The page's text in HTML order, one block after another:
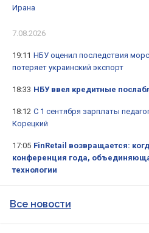
Ирана
7.08.2026
19:11 НБУ оценил последствия
потеряет украинский экспорт
18:33 НБУ ввел кредитные
18:12 С 1 сентября зарплаты
Корецкий
17:05 FinRetail возвращается:
конференция года,
технологии
Все новости